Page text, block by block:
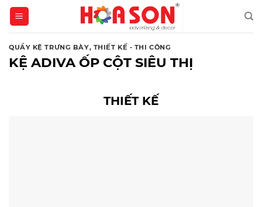
Skip
content
QUẦY KỆ TRƯNG BÀY, THIẾT KẾ - THI CÔNG
KỆ ADIVA ỐP CỘT SIÊU THỊ
THIẾT KẾ